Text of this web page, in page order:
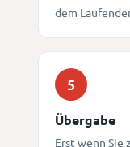
dem
5
Übergabe
Erst wenn Sie